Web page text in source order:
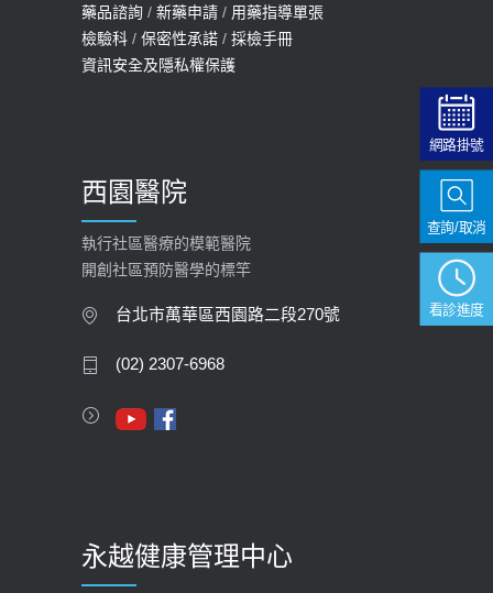
114年【公費流感及新冠疫苗】門診
預約
2025-09-30
【快速肝癌篩檢MRI】新檢查服務
2026-02-06
大吃大喝、肥胖害到膽囊！膽結石、
膽息肉如何處理？
2023-09-27
藥品諮詢 / 新藥申請 / 用藥指導單張
檢驗科 / 保密性承諾 / 採檢手冊
資訊安全及隱私權保護
西園醫院
執行社區醫療的模範醫院
開創社區預防醫學的標竿
台北市萬華區西園路二段270號
(02) 2307-6968
永越健康管理中心
網路掛號
看診進度
查詢/取消